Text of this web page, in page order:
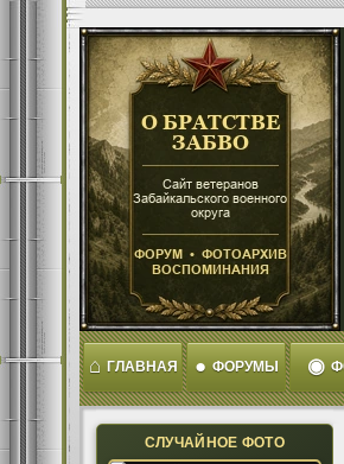
⌂ ГЛАВНАЯ ● ФОРУМЫ ◉
СЛУЧАЙНОЕ ФОТО